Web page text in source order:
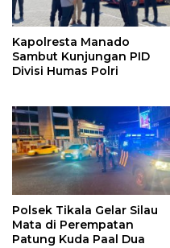
Kapolresta Manado
Sambut Kunjungan PID
Divisi Humas Polri
Polsek Tikala Gelar Silau
Mata di Perempatan
Patung Kuda Paal Dua